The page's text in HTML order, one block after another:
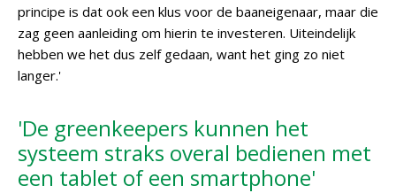
principe is dat ook een klus voor de baaneigenaar, maar die
zag geen aanleiding om hierin te investeren. Uiteindelijk
hebben we het dus zelf gedaan, want het ging zo niet
langer.'
'De greenkeepers kunnen het
systeem straks overal bedienen met
een tablet of een smartphone'